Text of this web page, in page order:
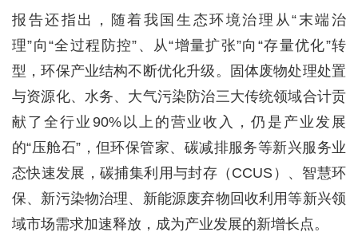
报告还指出，随着我国生态环境治理从“末端治
理”向“全过程防控”、从“增量扩张”向“存量优化”转
型，环保产业结构不断优化升级。固体废物处理处置
与资源化、水务、大气污染防治三大传统领域合计贡
献了全行业90%以上的营业收入，仍是产业发展
的“压舱石”，但环保管家、碳减排服务等新兴服务业
态快速发展，碳捕集利用与封存（CCUS）、智慧环
保、新污染物治理、新能源废弃物回收利用等新兴领
域市场需求加速释放，成为产业发展的新增长点。